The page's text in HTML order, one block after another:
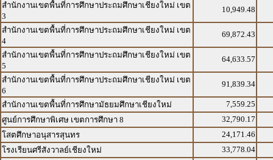
สำนักงานเขตพื้นที่การศึกษาประถมศึกษาเชียงใหม่ เขต
3
10,949.48
สำนักงานเขตพื้นที่การศึกษาประถมศึกษาเชียงใหม่ เขต
4
69,872.43
สำนักงานเขตพื้นที่การศึกษาประถมศึกษาเชียงใหม่ เขต
5
64,633.57
สำนักงานเขตพื้นที่การศึกษาประถมศึกษาเชียงใหม่ เขต
6
91,839.34
สำนักงานเขตพื้นที่การศึกษามัธยมศึกษาเชียงใหม่
7,559.25
ศูนย์การศึกษาพิเศษ เขตการศึกษา 8
32,790.17
โสตศึกษาอนุสารสุนทร
24,171.46
โรงเรียนศรีสังวาลย์เชียงใหม่
33,778.04